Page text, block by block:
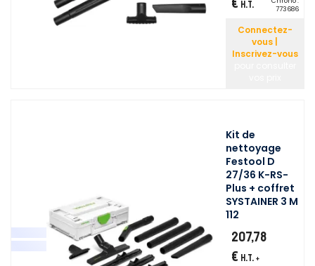
H.T.
773686
Connectez-
vous |
Inscrivez-vous
Kit de
nettoyage
Festool D
27/36 K-RS-
Plus + coffret
SYSTAINER 3 M
112
207,78
€ H.T. +